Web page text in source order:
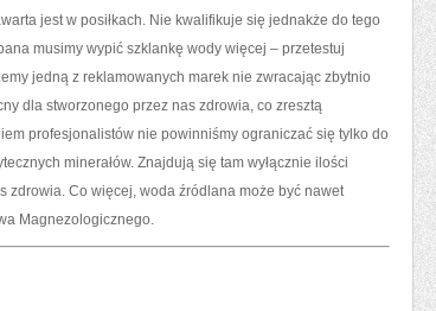
jest w posiłkach. Nie kwalifikuje się jednakże do tego
musimy wypić szklankę wody więcej – przetestuj
jedną z reklamowanych marek nie zwracając zbytnio
dla stworzonego przez nas zdrowia, co zresztą
profesjonalistów nie powinniśmy ograniczać się tylko do
minerałów. Znajdują się tam wyłącznie ilości
zdrowia. Co więcej, woda źródlana może być nawet
Magnezologicznego.